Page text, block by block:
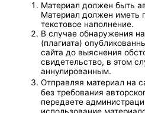
Материал должен быть
Материал должен иметь
текстовое наполнение.
В случае обнаружения
(плагиата)
сайта до выяснения
свидетельство, в этом
аннулированным.
Отправляя материал на
без требования
передаете